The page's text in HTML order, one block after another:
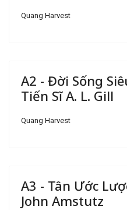
Quang Harvest
A2 - Đời Sống
Tiến Sĩ A. L. Gill
Quang Harvest
A3 - Tân Ước
John Amstutz